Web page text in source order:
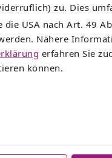
zu. Dies
USA nach Art. 49
Nähere
erfahren Sie
können.
im